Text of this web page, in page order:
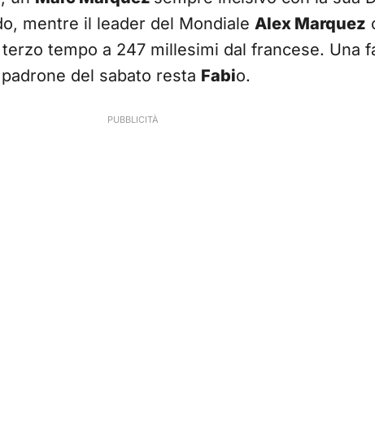
mentre il leader del Mondiale Alex Marquez
tempo a 247 millesimi dal francese. Una
del sabato resta Fabio.